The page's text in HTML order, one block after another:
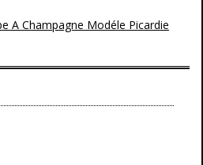
A Champagne Modéle Picardie